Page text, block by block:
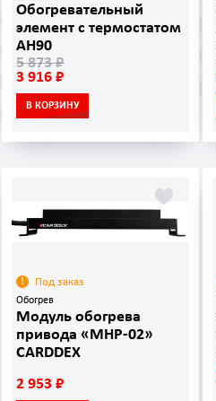
Обогревательный
элемент с термостатом
AH90
5 873 ₽
3 916 ₽
В КОРЗИНУ
Под заказ
Обогрев
Модуль обогрева
привода «MHP-02»
CARDDEX
2 953 ₽